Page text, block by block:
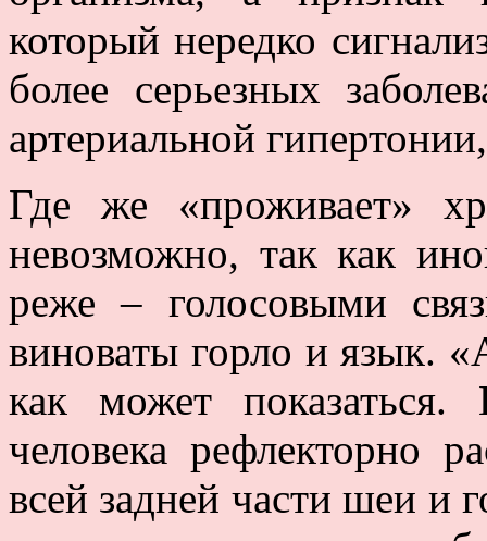
который нередко
более серьезных
артериальной
Где же «проживает»
невозможно, так как
реже – голосовыми
виноваты горло и язык.
как может
человека рефлекторно
всей задней части шеи и